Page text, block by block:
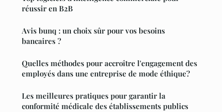
réussir en B2B
Avis bunq : un choix sûr pour vos besoins
bancaires ?
Quelles méthodes pour accroître l'engagement des
employés dans une entreprise de mode éthique?
Les meilleures pratiques pour garantir la
conformité médicale des établissements publics